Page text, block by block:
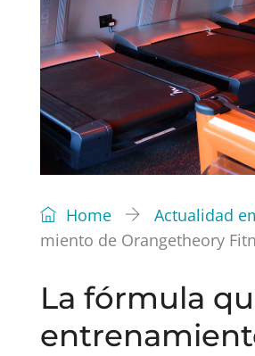
Home Actualidad
miento de Orangetheory
La fórmula